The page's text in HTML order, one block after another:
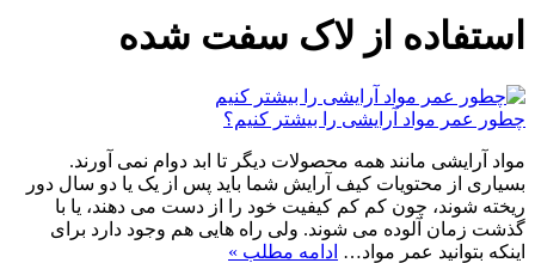
استفاده از لاک سفت شده
چطور عمر مواد آرایشی را بیشتر کنیم؟
مواد آرایشی مانند همه محصولات دیگر تا ابد دوام نمی آورند.
بسیاری از محتویات کیف آرایش شما باید پس از یک یا دو سال دور
ریخته شوند، چون کم کم کیفیت خود را از دست می دهند، یا با
گذشت زمان آلوده می شوند. ولی راه هایی هم وجود دارد برای
اینکه بتوانید عمر مواد… ادامه مطلب »